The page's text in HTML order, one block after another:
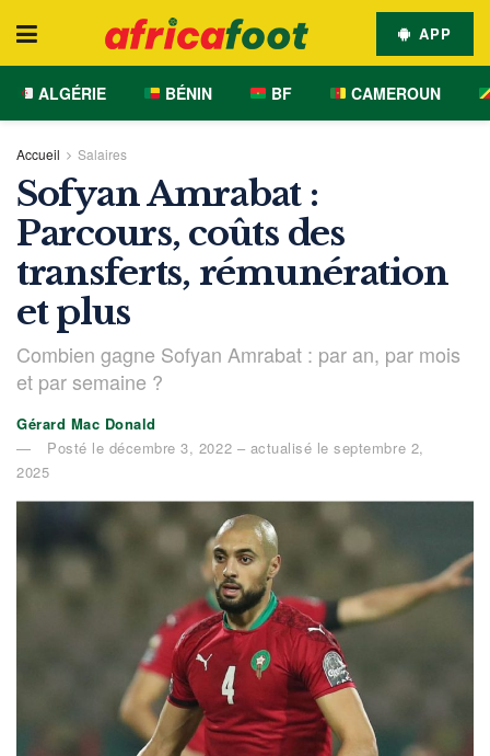
APP
ALGÉRIE BÉNIN BF CAMEROUN
Accueil Salaires
Sofyan Amrabat :
Parcours, coûts des
transferts, rémunération
et plus
Combien gagne Sofyan Amrabat : par an, par mois
et par semaine ?
Gérard Mac Donald
Posté le décembre 3, 2022 – actualisé le septembre 2,
2025